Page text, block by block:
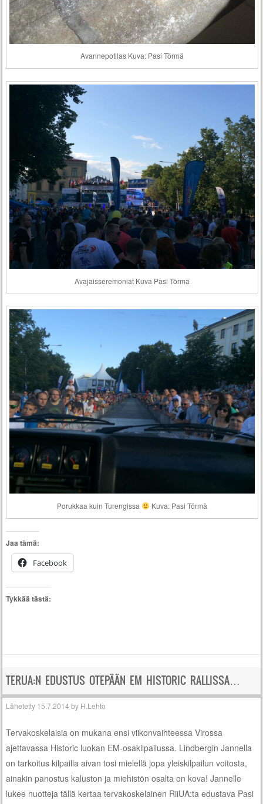
Avannepotilas Kuva: Pasi Törmä
Avajaisseremoniat Kuva Pasi Törmä
Porukkaa kuin Turengissa Kuva: Pasi Törmä
Jaa tämä:
Facebook
Tykkää tästä:
TERUA:N EDUSTUS OTEPÄÄN EM HISTORIC RALLISSA…
Lähetetty 15.7.2014 by H.Lehto
Tervakoskelaisia on mukana ensi viikonvaihteessa Virossa
ajettavassa Historic luokan EM-osakilpailussa. Lindbergin Jannella
on tarkoitus kilpailla aivan tosi mielellä jopa yleiskilpailun voitosta,
ainakin panostus kaluston ja miehistön osalta on kova! Jannelle
lukee nuotteja tällä kertaa tervakoskelainen RiiUA:ta edustava Pasi